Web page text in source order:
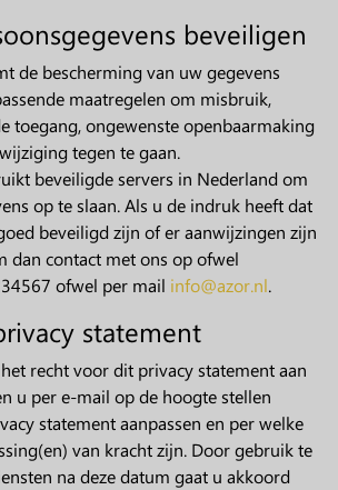
beveiligen
de bescherming van uw gegevens
maatregelen om misbruik,
toegang, ongewenste openbaarmaking
tegen te gaan.
beveiligde servers in Nederland om
op te slaan. Als u de indruk heeft dat
beveiligd zijn of er aanwijzingen zijn
dan contact met ons op ofwel
ofwel per mail info@azor.nl.
statement
recht voor dit privacy statement aan
u per e-mail op de hoogte stellen
statement aanpassen en per welke
van kracht zijn. Door gebruik te
na deze datum gaat u akkoord